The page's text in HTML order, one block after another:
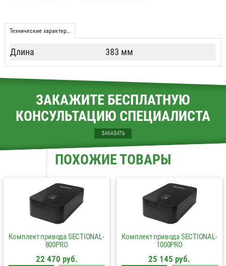
Технические характеристики
Длина 383 мм
ЗАКАЖИТЕ БЕСПЛАТНУЮ
КОНСУЛЬТАЦИЮ СПЕЦИАЛИСТА
ЗАКАЗАТЬ
ПОХОЖИЕ ТОВАРЫ
Комплект привода SECTIONAL-
800PRO
22 470 руб.
Комплект привода SECTIONAL-
1000PRO
25 145 руб.